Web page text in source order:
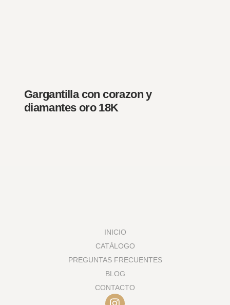
Gargantilla con corazon y
diamantes oro 18K
INICIO
CATÁLOGO
PREGUNTAS FRECUENTES
BLOG
CONTACTO